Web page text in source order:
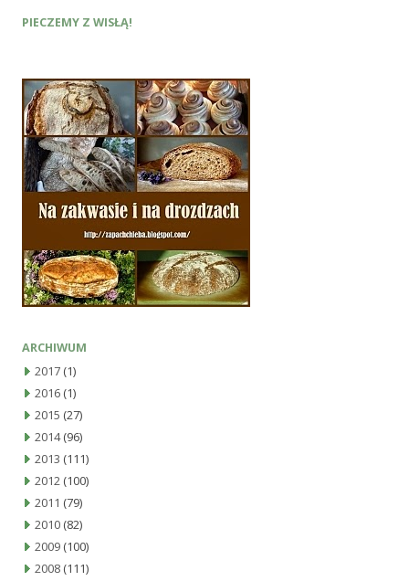
PIECZEMY Z WISŁĄ!
ARCHIWUM
2017 (1)
2016 (1)
2015 (27)
2014(96)
2013 (111)
2012 (100)
2011 (79)
2010 (82)
2009 (100)
2008 (111)